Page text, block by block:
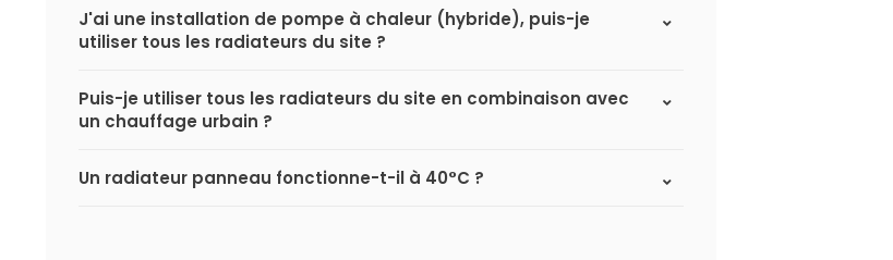
J'ai une installation de pompe à chaleur (hybride), puis-je
utiliser tous les radiateurs du site ?
Puis-je utiliser tous les radiateurs du site en combinaison avec
un chauffage urbain ?
Un radiateur panneau fonctionne-t-il à 40°C ?